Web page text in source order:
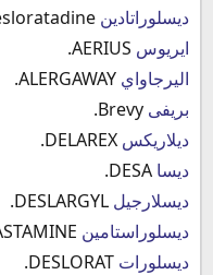
ديسلوراتادين
ايريوس
اليرجاواي
بريفى
ديلاريكس
ديسا
ديسلارجيل
ديسلوراستامين
ديسلورات